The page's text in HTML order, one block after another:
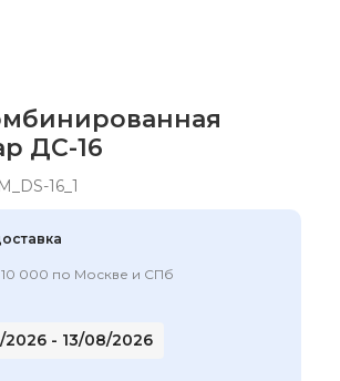
ДС-16
16_1
10 000 по Москве и СПб
- 13/08/2026